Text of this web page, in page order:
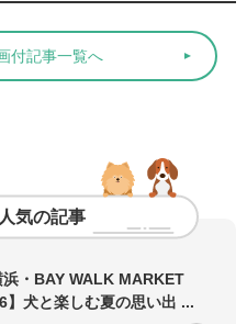
付記事一覧へ
人気の記事
浜・BAY WALK MARKET
】犬と楽しむ夏の思い出 ...